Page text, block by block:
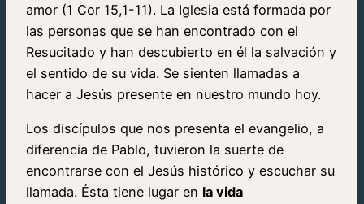
amor (1 Cor 15,1-11). La Iglesia está formada por
las personas que se han encontrado con el
Resucitado y han descubierto en él la salvación y
el sentido de su vida. Se sienten llamadas a
hacer a Jesús presente en nuestro mundo hoy.
Los discípulos que nos presenta el evangelio, a
diferencia de Pablo, tuvieron la suerte de
encontrarse con el Jesús histórico y escuchar su
llamada. Ésta tiene lugar en la vida